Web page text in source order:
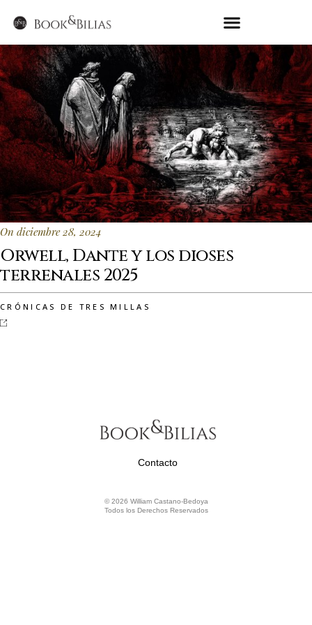
On diciembre 28, 2024
Orwell, Dante y los dioses
terrenales 2025
CRÓNICAS DE TRES MILLAS
Contacto
© 2026 William Castano-Bedoya
Todos los Derechos Reservados